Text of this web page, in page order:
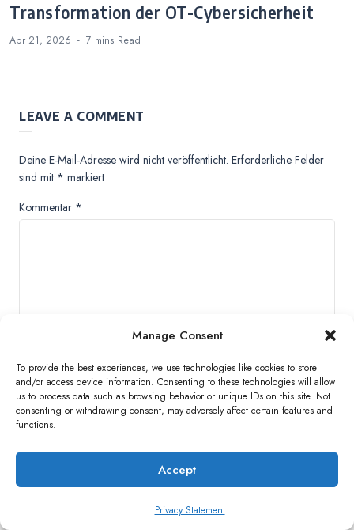
Manage Consent
To provide the best experiences, we use technologies like cookies to store
and/or access device information. Consenting to these technologies will allow
us to process data such as browsing behavior or unique IDs on this site. Not
consenting or withdrawing consent, may adversely affect certain features and
functions.
Accept
Privacy Statement
Transformation der OT-Cybersicherheit
Apr 21, 2026 7 mins Read
LEAVE A COMMENT
Deine E-Mail-Adresse wird nicht veröffentlicht. Erforderliche Felder
sind mit * markiert
Kommentar *
Name*